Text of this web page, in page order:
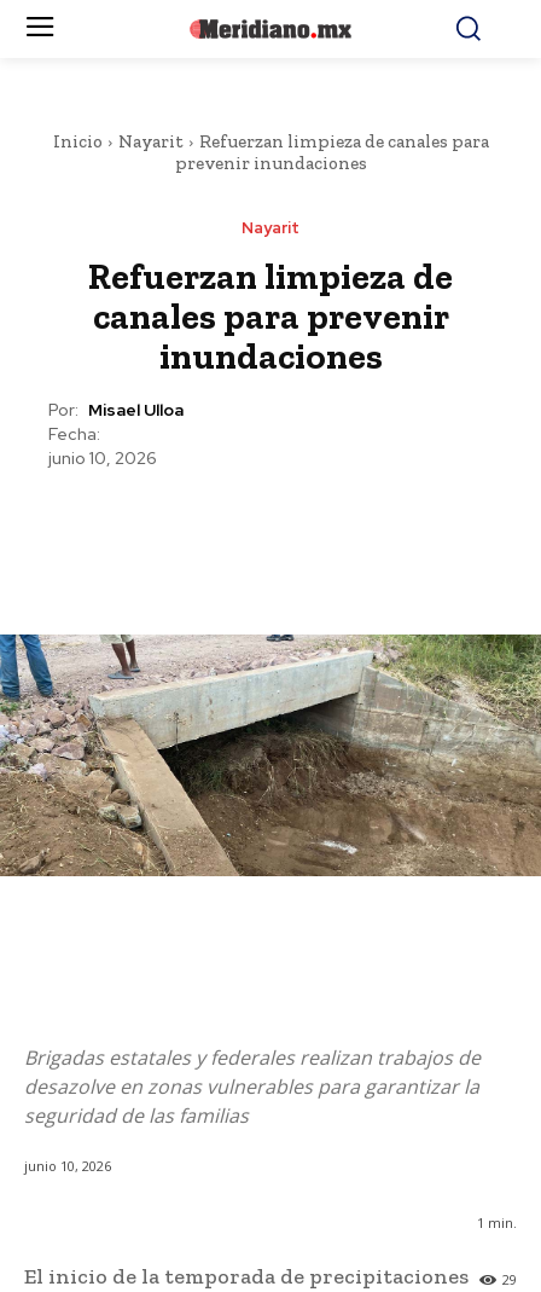
Inicio Nayarit
Refuerzan limpieza de canales para
prevenir inundaciones
Nayarit
Refuerzan limpieza de
canales para prevenir
inundaciones
Por: Misael Ulloa
Fecha:
junio 10, 2026
Brigadas estatales y federales realizan trabajos de
desazolve en zonas vulnerables para garantizar la
seguridad de las familias
junio 10, 2026
1 min.
29
El inicio de la temporada de precipitaciones